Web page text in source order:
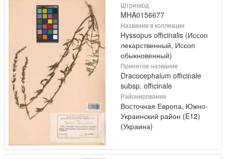
Штрихкод
MHA0156677
Название в коллекции
Hyssopus officinalis (Иссоп
лекарственный, Иссоп
обыкновенный)
Принятое название
Dracocephalum officinale
subsp. officinale
Районирование
Восточная Европа, Южно-
Украинский район (E12)
(Украина)